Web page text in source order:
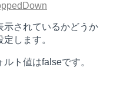
示されているかどうか
します。
ルト値はfalseです。